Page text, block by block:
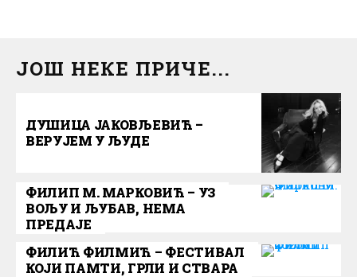
ЈОШ НЕКЕ ПРИЧЕ...
ДУШИЦА ЈАКОВЉЕВИЋ –
ВЕРУЈЕМ У ЉУДЕ
ФИЛИП М. МАРКОВИЋ – УЗ
ВОЉУ И ЉУБАВ, НЕМА
ПРЕДАЈЕ
ФИЛИЋ ФИЛМИЋ – ФЕСТИВАЛ
КОЈИ ПАМТИ, ГРЛИ И СТВАРА